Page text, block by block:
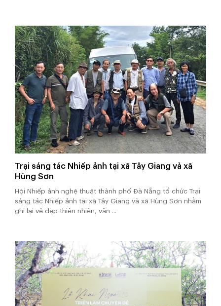
Trại sáng tác Nhiếp ảnh tại xã Tây Giang và xã
Hùng Sơn
Hội Nhiếp ảnh nghệ thuật thành phố Đà Nẵng tổ chức Trại
sáng tác Nhiếp ảnh tại xã Tây Giang và xã Hùng Sơn nhằm
ghi lại vẻ đẹp thiên nhiên, văn ...